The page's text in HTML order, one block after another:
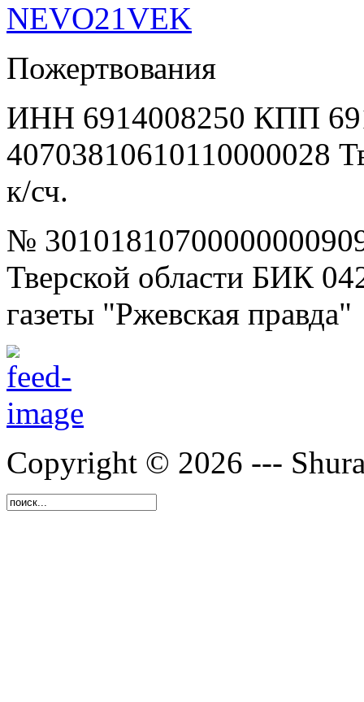
NEVO21VEK
Пожертвования
ИНН 6914008250 КПП
40703810610110000028
к/сч.
№
Тверской области БИК
газеты "Ржевская правда"
Copyright © 2026 ---